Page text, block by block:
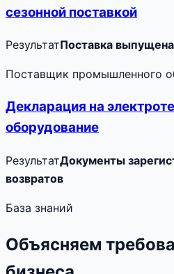
сезонной поставкой
РезультатПоставка
Поставщик промышленного
Декларация на
оборудование
РезультатДокументы
возвратов
База знаний
Объясняем